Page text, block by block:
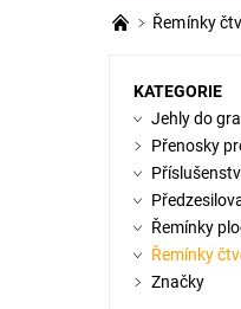
Řemínky
KATEGORIE
Jehly do
Přenosky
Řemínky
Řemínky
Značky